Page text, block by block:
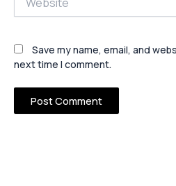
Save my name, email, and
next time I comment.